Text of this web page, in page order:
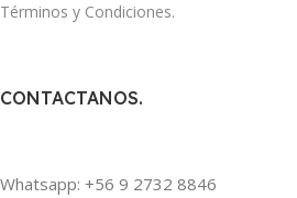
Términos y Condiciones.
CONTACTANOS.
Whatsapp: +56 9 2732 8846